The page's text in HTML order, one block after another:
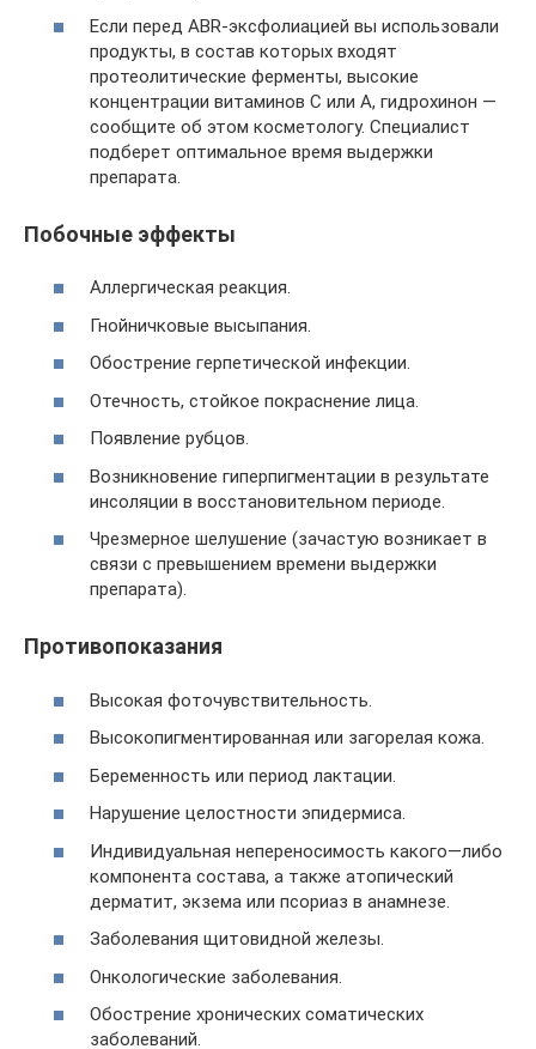
Если перед ABR-эксфолиацией вы использовали
продукты, в состав которых входят
протеолитические ферменты, высокие
концентрации витаминов С или А, гидрохинон —
сообщите об этом косметологу. Специалист
подберет оптимальное время выдержки
препарата.
Побочные эффекты
Аллергическая реакция.
Гнойничковые высыпания.
Обострение герпетической инфекции.
Отечность, стойкое покраснение лица.
Появление рубцов.
Возникновение гиперпигментации в результате
инсоляции в восстановительном периоде.
Чрезмерное шелушение (зачастую возникает в
связи с превышением времени выдержки
препарата).
Противопоказания
Высокая фоточувствительность.
Высокопигментированная или загорелая кожа.
Беременность или период лактации.
Нарушение целостности эпидермиса.
Индивидуальная непереносимость какого—либо
компонента состава, а также атопический
дерматит, экзема или псориаз в анамнезе.
Заболевания щитовидной железы.
Онкологические заболевания.
Обострение хронических соматических
заболеваний.